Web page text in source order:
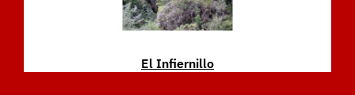
El Infiernillo